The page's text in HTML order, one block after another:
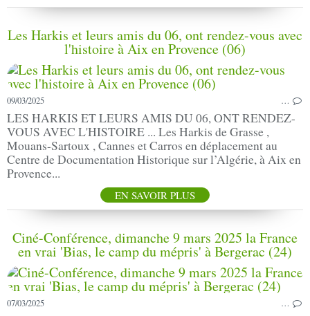
Les Harkis et leurs amis du 06, ont rendez-vous avec
l'histoire à Aix en Provence (06)
09/03/2025 …
LES HARKIS ET LEURS AMIS DU 06, ONT RENDEZ-
VOUS AVEC L'HISTOIRE ... Les Harkis de Grasse ,
Mouans-Sartoux , Cannes et Carros en déplacement au
Centre de Documentation Historique sur l’Algérie, à Aix en
Provence...
EN SAVOIR PLUS
Ciné-Conférence, dimanche 9 mars 2025 la France
en vrai 'Bias, le camp du mépris' à Bergerac (24)
07/03/2025 …